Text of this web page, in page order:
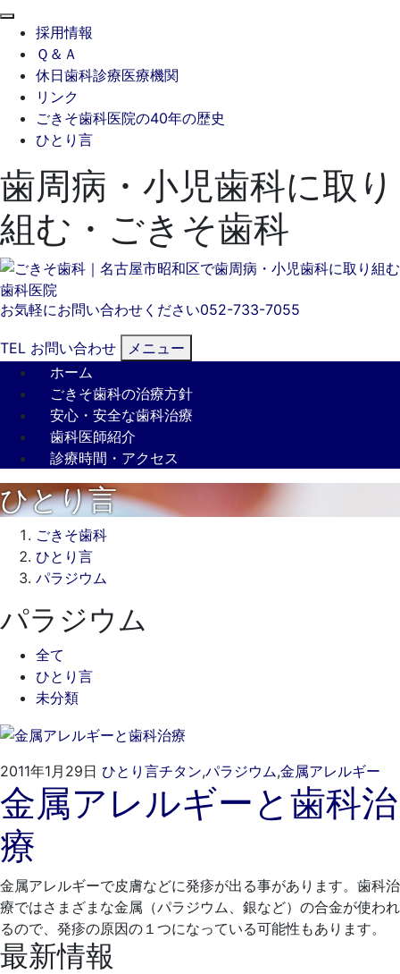
採用情報
Ｑ＆Ａ
休日歯科診療医療機関
リンク
ごきそ歯科医院の40年の歴史
ひとり言
歯周病・小児歯科に取り
組む・ごきそ歯科
お気軽にお問い合わせください052-733-7055
TEL お問い合わせ
メニュー
ホーム
ごきそ歯科の治療方針
安心・安全な歯科治療
歯科医師紹介
診療時間・アクセス
ひとり言
ごきそ歯科
ひとり言
パラジウム
パラジウム
全て
ひとり言
未分類
2011年1月29日 ひとり言チタン,パラジウム,金属アレルギー
年
3
日
き
そ
金属アレルギーと歯科治
療
金属アレルギーで皮膚などに発疹が出る事があります。歯科治
療ではさまざまな金属（パラジウム、銀など）の合金が使われ
るので、発疹の原因の１つになっている可能性もあります。
最新情報